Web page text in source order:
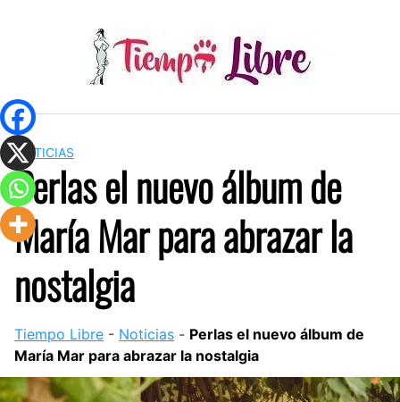
NOTICIAS
Perlas el nuevo álbum de
María Mar para abrazar la
nostalgia
Tiempo Libre - Noticias - Perlas el nuevo álbum de
María Mar para abrazar la nostalgia